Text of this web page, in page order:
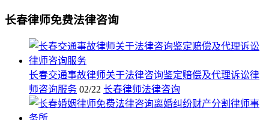
长春律师免费法律咨询
长春交通事故律师关于法律咨询鉴定赔偿及代理诉讼律
师咨询服务 02/22 长春律师法律咨询